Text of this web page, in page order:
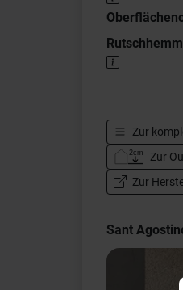
Zur
Zur
Zur
Sant